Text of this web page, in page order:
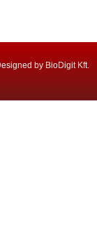
by BioDigit Kft.